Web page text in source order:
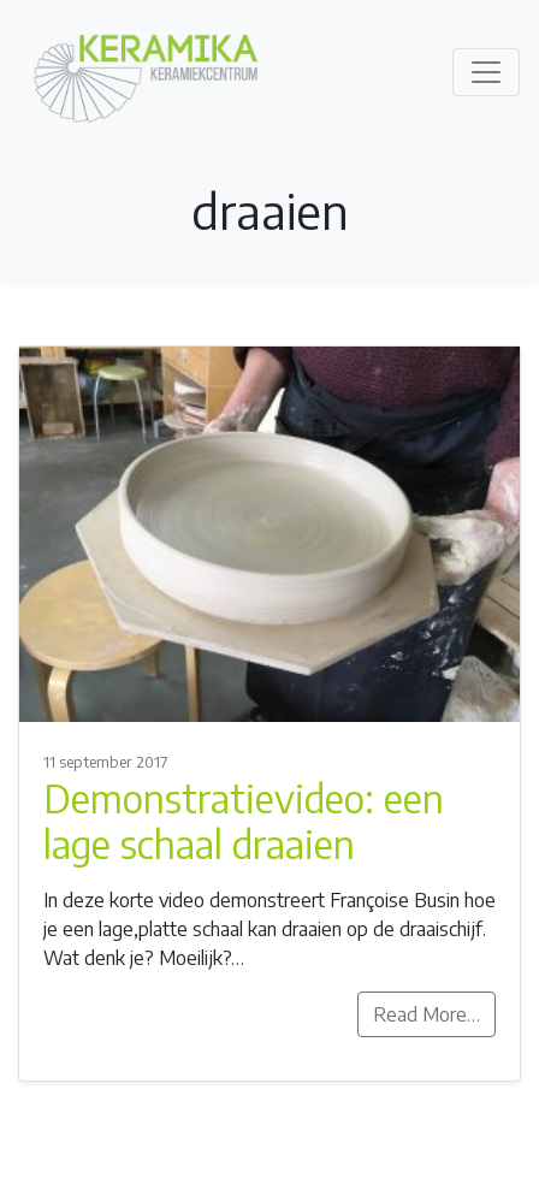
draaien
11 september 2017
Demonstratievideo: een
lage schaal draaien
In deze korte video demonstreert Françoise Busin hoe
je een lage,platte schaal kan draaien op de draaischijf.
Wat denk je? Moeilijk?…
Read More…